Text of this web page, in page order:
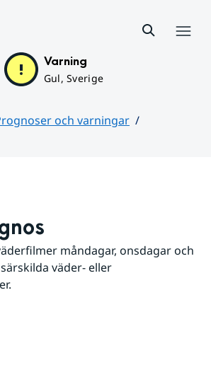
Varning
Gul, Sverige
och varningar
måndagar, onsdagar och
väder- eller